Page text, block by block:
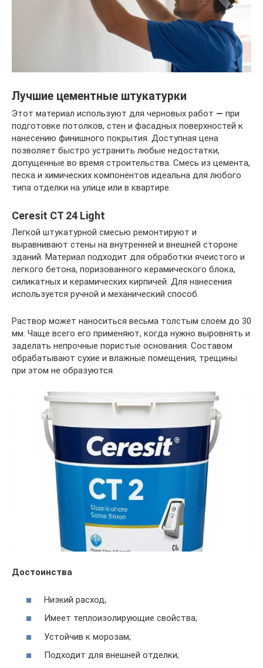
Лучшие цементные штукатурки
Этот материал используют для черновых работ — при
подготовке потолков, стен и фасадных поверхностей к
нанесению финишного покрытия. Доступная цена
позволяет быстро устранить любые недостатки,
допущенные во время строительства. Смесь из цемента,
песка и химических компонентов идеальна для любого
типа отделки на улице или в квартире.
Ceresit CT 24 Light
Легкой штукатурной смесью ремонтируют и
выравнивают стены на внутренней и внешней стороне
зданий. Материал подходит для обработки ячеистого и
легкого бетона, поризованного керамического блока,
силикатных и керамических кирпичей. Для нанесения
используется ручной и механический способ.
Раствор может наноситься весьма толстым слоем до 30
мм. Чаще всего его применяют, когда нужно выровнять и
заделать непрочные пористые основания. Составом
обрабатывают сухие и влажные помещения, трещины
при этом не образуются.
Достоинства
Низкий расход;
Имеет теплоизолирующие свойства;
Устойчив к морозам;
Подходит для внешней отделки;